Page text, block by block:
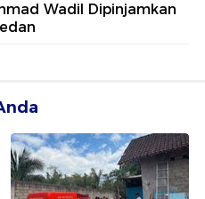
Wadil Dipinjamkan